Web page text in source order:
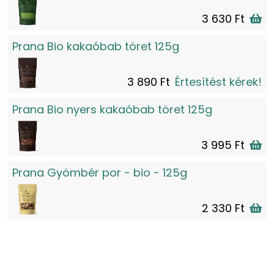
3 630 Ft
Prana Bio kakaóbab töret 125g
3 890 Ft Értesítést kérek!
Prana Bio nyers kakaóbab töret 125g
3 995 Ft
Prana Gyömbér por - bio - 125g
2 330 Ft